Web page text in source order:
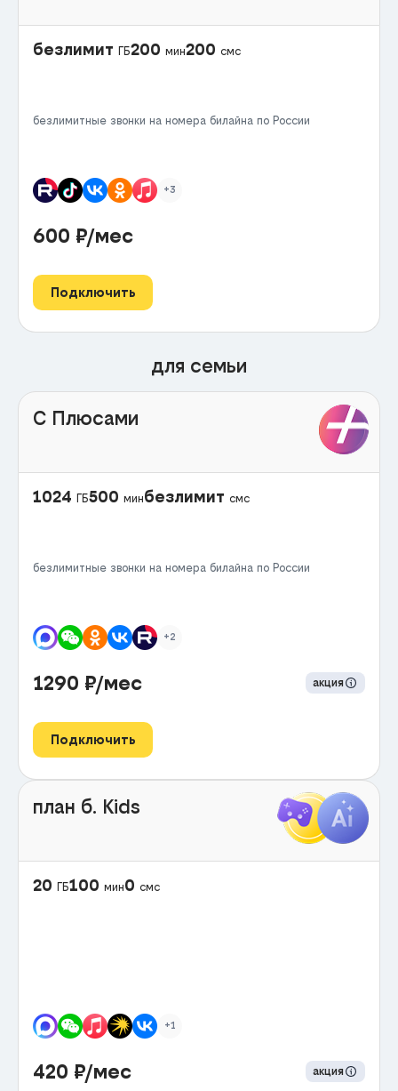
безлимит ГБ200 мин200 смс
безлимитные звонки на номера билайна по России
+3
600 ₽/мес
Подключить
для семьи
С Плюсами
1024 ГБ500 минбезлимит смс
безлимитные звонки на номера билайна по России
+2
1290 ₽/мес акция
Подключить
план б. Kids
20 ГБ100 мин0 смс
+1
420 ₽/мес акция